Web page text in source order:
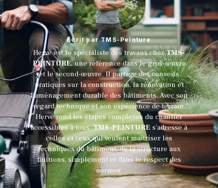
Ecrit par TMS-Peinture
Hervé est le spécialiste des travaux chezTMS-
PEINTURE, une référence dans le gros-œuvre
et le second-œuvre. Il partage des conseils
pratiques sur la construction, la rénovation et
l'aménagement durable des bâtiments. Avec son
regard technique et son expérience de terrain,
Hervé rend les étapes complexes du chantier
accessibles à tous.TMS-PEINTURE s’adresse à
celles et ceux qui veulent maîtriser les
techniques du bâtiment, de la structure aux
finitions, simplement et dans le respect des
normes.